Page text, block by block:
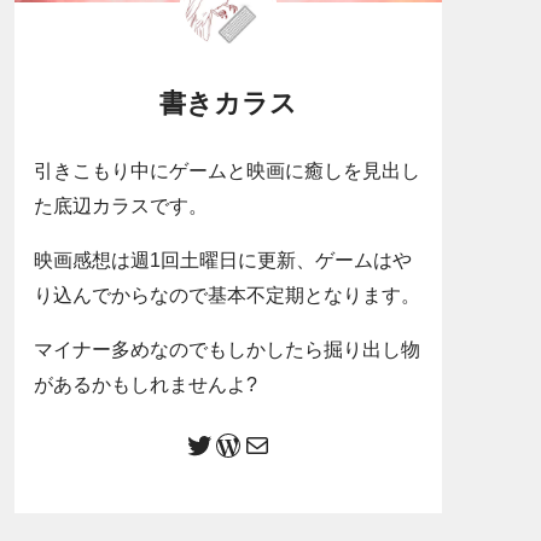
書きカラス
引きこもり中にゲームと映画に癒しを見出し
た底辺カラスです。
映画感想は週1回土曜日に更新、ゲームはや
り込んでからなので基本不定期となります。
マイナー多めなのでもしかしたら掘り出し物
があるかもしれませんよ?